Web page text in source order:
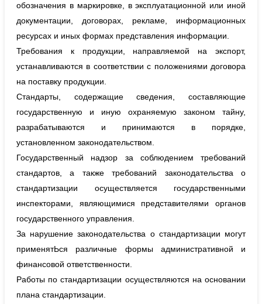
обозначения в маркировке, в эксплуатационной или иной
документации, договорах, рекламе, информационных
ресурсах и иных формах представления информации.
Требования к продукции, направляемой на экспорт,
устанавливаются в соответствии с положениями договора
на поставку продукции.
Стандарты, содержащие сведения, составляющие
государственную и иную охраняемую законом тайну,
разрабатываются и принимаются в порядке,
установленном законодательством.
Государственный надзор за соблюдением требований
стандартов, а также требований законодательства о
стандартизации осуществляется государственными
инспекторами, являющимися представителями органов
государственного управления.
За нарушение законодательства о стандартизации могут
применятЬся различные формы административной и
финансовой ответственности.
Работы по стандартизации осуществляются на основании
плана стандартизации.